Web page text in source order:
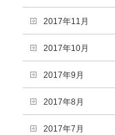
2017年11月
2017年10月
2017年9月
2017年8月
2017年7月